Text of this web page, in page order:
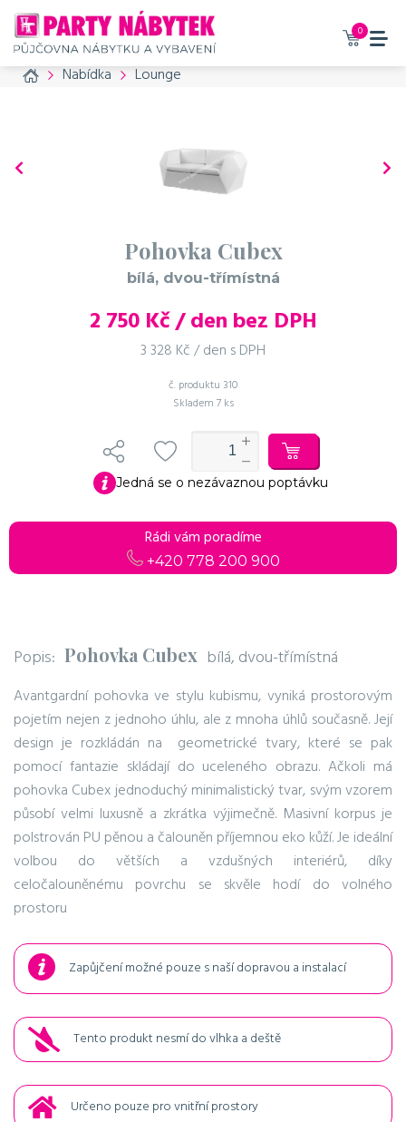
0
Home Nabídka Lounge
Pohovka Cubex
bílá, dvou-třímístná
2 750Kč / den bez DPH
3 328 Kč / den s DPH
č. produktu 310
Skladem 7 ks
Jedná se o nezávaznou poptávku
Rádi vám poradíme
+420 778 200 900
Popis: Pohovka Cubex bílá, dvou-třímístná
Avantgardní pohovka ve stylu kubismu, vyniká prostorovým
pojetím nejen z jednoho úhlu, ale z mnoha úhlů současně. Její
design je rozkládán na geometrické tvary, které se pak
pomocí fantazie skládají do uceleného obrazu. Ačkoli má
pohovka Cubex jednoduchý minimalistický tvar, svým vzorem
působí velmi luxusně a zkrátka výjimečně. Masivní korpus je
polstrován PU pěnou a čalouněn příjemnou eko kůží. Je ideální
volbou do větších a vzdušných interiérů, díky
celočalouněnému povrchu se skvěle hodí do volného
prostoru
Zapůjčení možné pouze s naší dopravou a instalací
Tento produkt nesmí do vlhka a deště
Určeno pouze pro vnitřní prostory
Vaše zboží bylo přidáno do
košíku
Pohovka Cubex - bílá, dvou-třímístná
Příslušenství, které
objednat
Kožešina
šedá
100 Kč / den bez DPH
121 Kč / den s DPH